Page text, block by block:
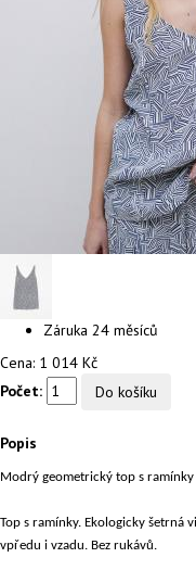
Záruka 24 měsíců
Cena: 1 014 Kč
Počet:
Popis
Modrý geometrický top s ramínky
Top s ramínky. Ekologicky šetrná
vpředu i vzadu. Bez rukávů.